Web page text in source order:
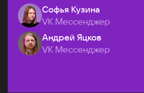
Софья Кузина
VK Мессенджер
Андрей Яцков
VK Мессенджер